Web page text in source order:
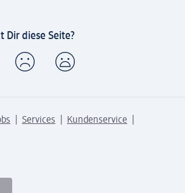
Dir diese Seite?
Services
Kundenservice